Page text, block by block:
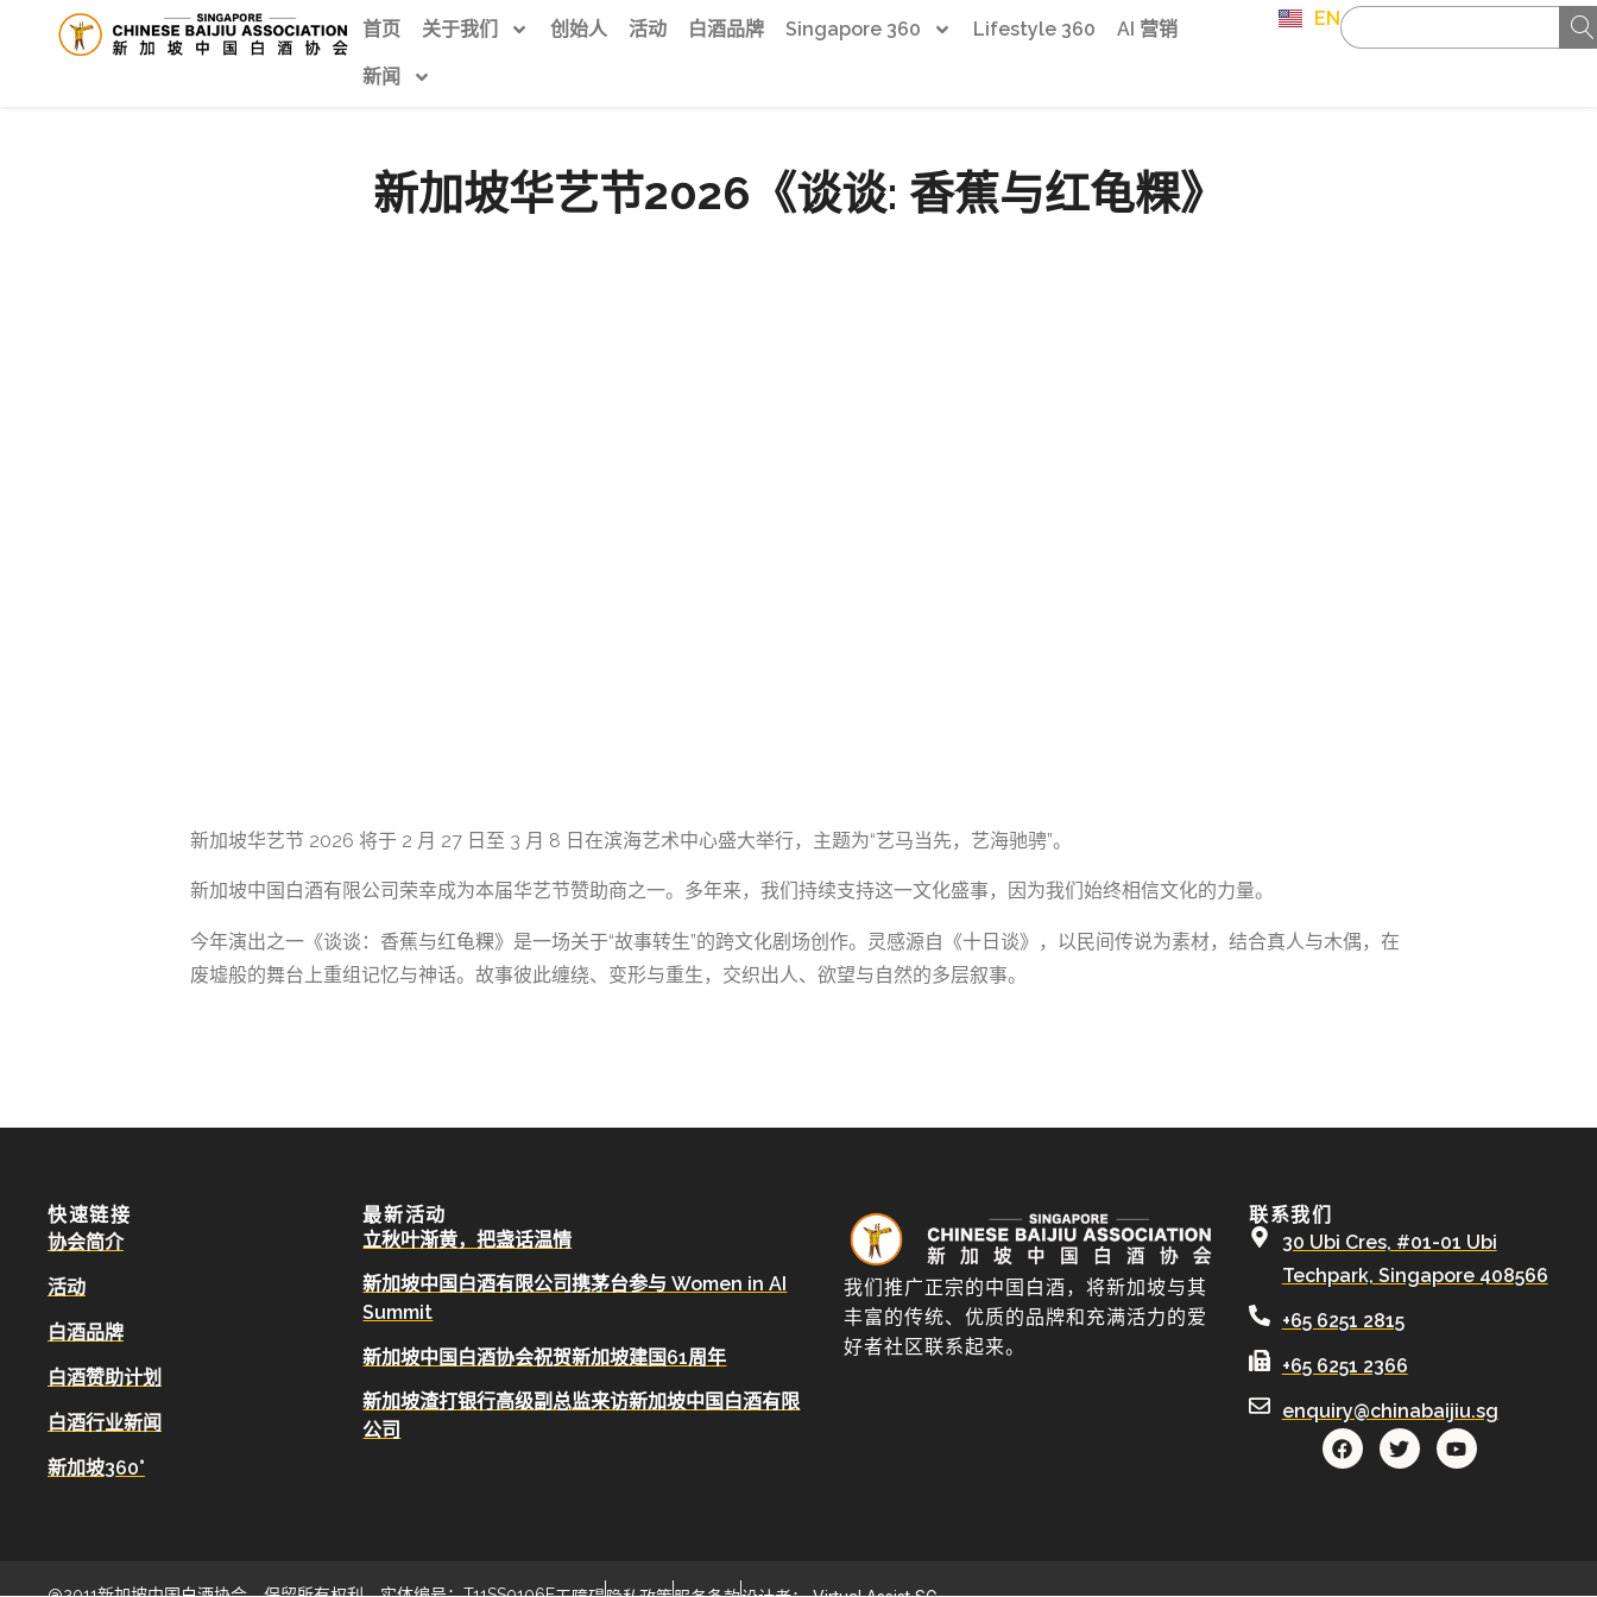
首页 关于我们 创始人 活动 白酒品牌 Singapore 360 Lifestyle 360 AI 营销
新闻
EN
新加坡华艺节2026《谈谈: 香蕉与红龟粿》
新加坡华艺节 2026 将于 2 月 27 日至 3 月 8 日在滨海艺术中心盛大举行，主题为“艺马当先，艺海驰骋”。
新加坡中国白酒有限公司荣幸成为本届华艺节赞助商之一。多年来，我们持续支持这一文化盛事，因为我们始终相信文化的力量。
今年演出之一《谈谈：香蕉与红龟粿》是一场关于“故事转生”的跨文化剧场创作。灵感源自《十日谈》，以民间传说为素材，结合真人与木偶，在
废墟般的舞台上重组记忆与神话。故事彼此缠绕、变形与重生，交织出人、欲望与自然的多层叙事。
快速链接
协会简介
活动
白酒品牌
白酒赞助计划
白酒行业新闻
新加坡360°
最新活动
立秋叶渐黄，把盏话温情
新加坡中国白酒有限公司携茅台参与 Women in AI
Summit
新加坡中国白酒协会祝贺新加坡建国61周年
新加坡渣打银行高级副总监来访新加坡中国白酒有限
公司
我们推广正宗的中国白酒，将新加坡与其
丰富的传统、优质的品牌和充满活力的爱
好者社区联系起来。
联系我们
30 Ubi Cres, #01-01 Ubi
Techpark, Singapore 408566
+65 6251 2815
+65 6251 2366
enquiry@chinabaijiu.sg